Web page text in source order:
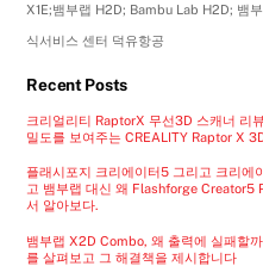
X1E;뱀부랩 H2D; Bambu Lab H2D; 뱀
식서비스 센터 덕유항공
Recent Posts
크리얼리티 RaptorX 무선3D 스캐너 리
밀도를 보여주는 CREALITY Raptor X
플래시포지 크리에이터5 그리고 크리에
고 뱀부랩 대신 왜 Flashforge Creator5
서 알아보다.
뱀부랩 X2D Combo, 왜 출력에 실패할
를 살펴보고 그 해결책을 제시합니다